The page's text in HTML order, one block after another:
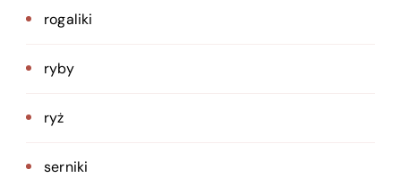
rogaliki
ryby
ryż
serniki